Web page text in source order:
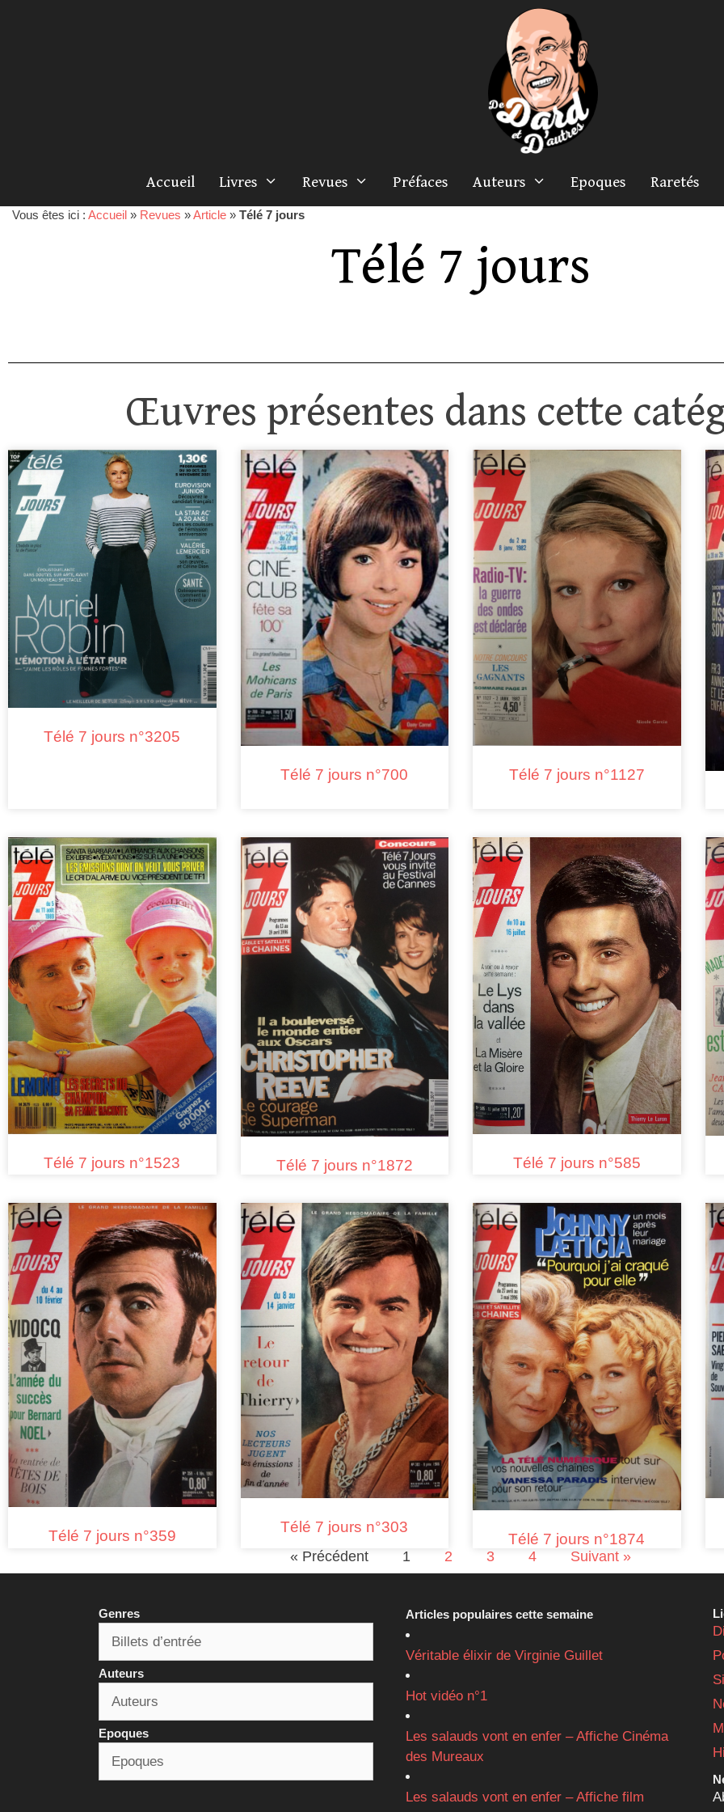
Accueil Livres Revues Préfaces Auteurs Epoques Raretés
Vous êtes ici : Accueil » Revues »Article » Télé 7 jours
Télé 7 jours
Œuvres présentes dans cette
Télé 7 jours n°3205
Télé 7 jours n°700 Télé 7 jours n°1127
Télé 7 jours n°1523 Télé 7 jours n°1872 Télé 7 jours n°585
Télé 7 jours n°359
Télé 7 jours n°303
Télé 7 jours n°1874
« Précédent 1 2 3 4 Suivant »
Genres
Auteurs
Epoques
Articles populaires cette semaine
Véritable élixir de Virginie Guillet
Hot vidéo n°1
Les salauds vont en enfer – Affiche Cinéma
des Mureaux
Les salauds vont en enfer – Affiche film